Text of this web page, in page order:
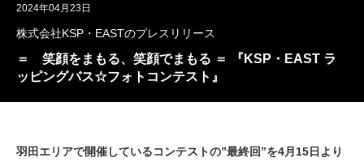
2024年04月23日
株式会社KSP・EASTのプレスリリース
＝ 笑顔をまもる、笑顔でまもる ＝ 『KSP・EAST ラ
ッピングバス☆フォトコンテスト』
羽田エリアで開催しているコンテストの”最終回”を4月15日より